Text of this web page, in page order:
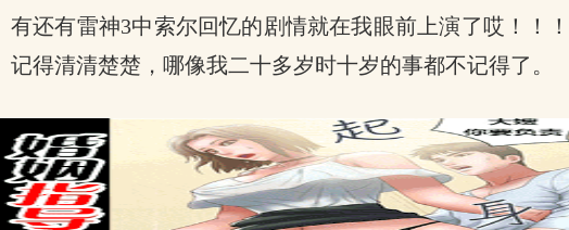
有还有雷神3中索尔回忆的剧情就在我眼前上演了哎！！
记得清清楚楚，哪像我二十多岁时十岁的事都不记得了。